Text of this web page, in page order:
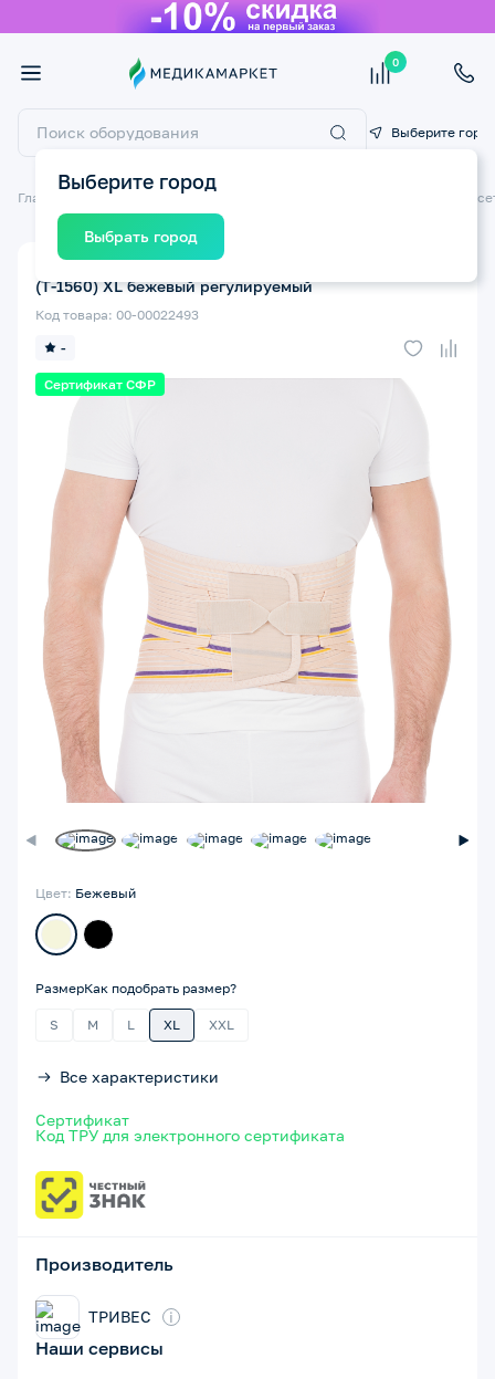
0
Выберите город
Выберите город
Выбрать город
Главная Ортопедические изделия Ортопедические бандажи и
Сертификат СФР
-
Код товара: 00-00022493
(Т-1560) XL бежевый регулируемый
Цвет: Бежевый
РазмерКак подобрать размер?
S M L XL XXL
Все характеристики
Сертификат
Код ТРУ для электронного сертификата
Производитель
ТРИВЕС i
Наши сервисы